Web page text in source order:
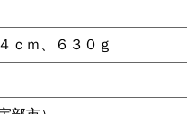
ｃｍ、６３０ｇ